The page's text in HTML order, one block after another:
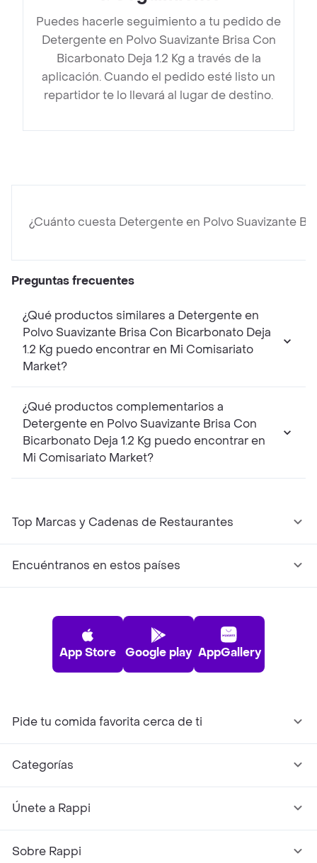
Puedes hacerle seguimiento a tu pedido de
Detergente en Polvo Suavizante Brisa Con
Bicarbonato Deja 1.2 Kg a través de la
aplicación. Cuando el pedido esté listo un
repartidor te lo llevará al lugar de destino.
¿Cuánto cuesta Detergente en Polvo Suavizante
Preguntas frecuentes
¿Qué productos similares a Detergente en
Polvo Suavizante Brisa Con Bicarbonato Deja
1.2 Kg puedo encontrar en Mi Comisariato
Market?
¿Qué productos complementarios a
Detergente en Polvo Suavizante Brisa Con
Bicarbonato Deja 1.2 Kg puedo encontrar en
Mi Comisariato Market?
Top Marcas y Cadenas de Restaurantes
Encuéntranos en estos países
App Store Google play AppGallery
Pide tu comida favorita cerca de ti
Categorías
Únete a Rappi
Sobre Rappi